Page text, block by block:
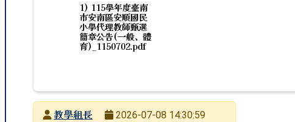
1) 115學年度臺南
市安南區安順國民
小學代理教師甄選
簡章公告(一般、體
育)_1150702.pdf
發布者教學組長
2026-07-08 14:30:59